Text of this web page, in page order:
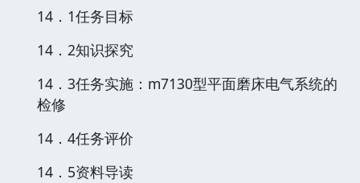
14．1任务目标
14．2知识探究
14．3任务实施：m7130型平面磨床电气系统的
检修
14．4任务评价
14．5资料导读